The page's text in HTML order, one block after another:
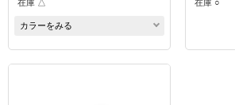
在庫 △
カラーをみる
在庫 ○